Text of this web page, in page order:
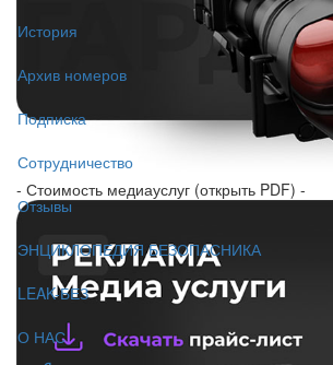
История
Архив номеров
Подписка
Сотрудничество
Отзывы
ЭНЦИКЛОПЕДИЯ БЕЗОПАСНИКА
LEAK-БЕЗ
О НАС
- Стоимость медиауслуг (открыть PDF) -